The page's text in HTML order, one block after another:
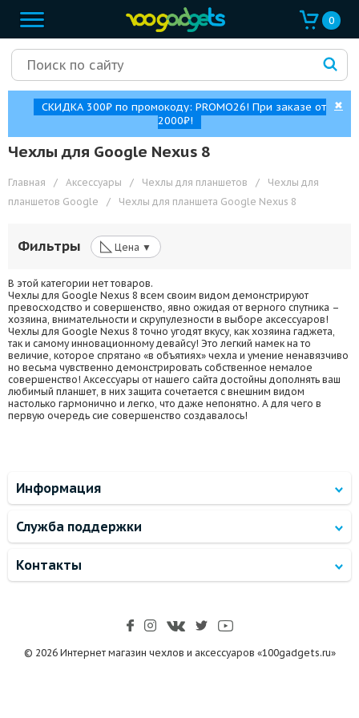
0
СКИДКА 300₽ по промокоду: PROMO26! При заказе от
2000₽!
✖
Чехлы для Google Nexus 8
Главная / Аксессуары / Чехлы для планшетов /
Чехлы для
планшетов Google
/ Чехлы для планшета Google Nexus 8
Фильтры ◺ Цена ▼
В этой категории нет товаров.
Чехлы для Google Nexus 8 всем своим видом демонстрируют
превосходство и совершенство, явно ожидая от верного спутника –
хозяина, внимательности и скрупулезности в выборе аксессуаров!
Чехлы для Google Nexus 8 точно угодят вкусу, как хозяина гаджета,
так и самому инновационному девайсу! Это легкий намек на то
величие, которое спрятано «в объятиях» чехла и умение ненавязчиво
но весьма чувственно демонстрировать собственное немалое
совершенство! Аксессуары от нашего сайта достойны дополнять ваш
любимый планшет, в них защита сочетается с внешним видом
настолько гармонично и легко, что даже непонятно. А для чего в
первую очередь сие совершенство создавалось!
Информация
Служба поддержки
Контакты
© 2026 Интернет магазин чехлов и аксессуаров «100gadgets.ru»